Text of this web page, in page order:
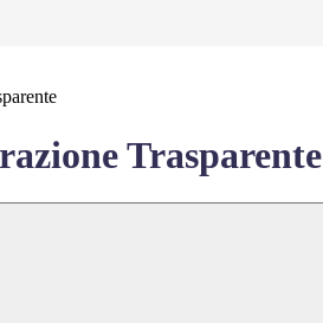
Trasparente